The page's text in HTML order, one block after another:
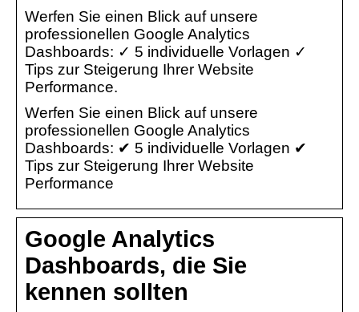
Werfen Sie einen Blick auf unsere
professionellen Google Analytics
Dashboards: ✓ 5 individuelle Vorlagen ✓
Tips zur Steigerung Ihrer Website
Performance.
Werfen Sie einen Blick auf unsere
professionellen Google Analytics
Dashboards: ✔ 5 individuelle Vorlagen ✔
Tips zur Steigerung Ihrer Website
Performance
Google Analytics
Dashboards, die Sie
kennen sollten